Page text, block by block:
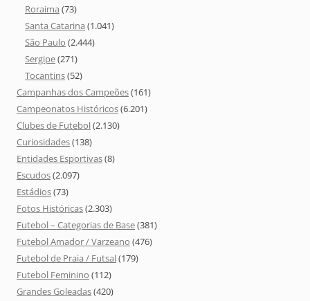
Roraima (73)
Santa Catarina (1.041)
São Paulo (2.444)
Sergipe(271)
Tocantins(52)
Campanhas dos Campeões(161)
Campeonatos Históricos(6.201)
Clubes de Futebol(2.130)
Curiosidades(138)
Entidades Esportivas(8)
Escudos(2.097)
Estádios(73)
Fotos Históricas(2.303)
Futebol – Categorias de Base(381)
Futebol Amador / Varzeano (476)
Futebol de Praia / Futsal(179)
Futebol Feminino (112)
Grandes Goleadas(420)